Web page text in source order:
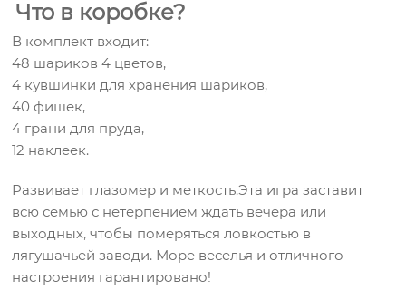
Что в коробке?
В комплект входит:
48 шариков 4 цветов,
4 кувшинки для хранения шариков,
40 фишек,
4 грани для пруда,
12 наклеек.
Развивает глазомер и меткость.Эта игра заставит
всю семью с нетерпением ждать вечера или
выходных, чтобы померяться ловкостью в
лягушачьей заводи. Море веселья и отличного
настроения гарантировано!